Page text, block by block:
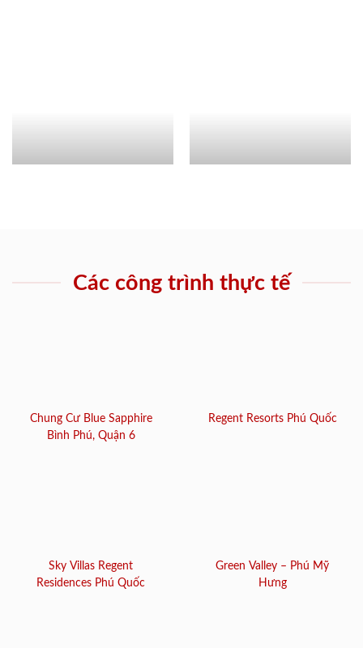
Các công trình thực tế
Chung Cư Blue Sapphire
Bình Phú, Quận 6
Regent Resorts Phú Quốc
Sky Villas Regent
Residences Phú Quốc
Green Valley – Phú Mỹ
Hưng